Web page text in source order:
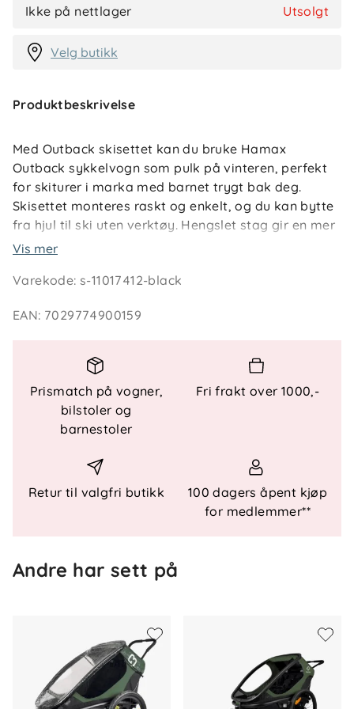
Ikke på nettlager Utsolgt
Velg butikk
Produktbeskrivelse
Med Outback skisettet kan du bruke Hamax
Outback sykkelvogn som pulk på vinteren, perfekt
for skiturer i marka med barnet trygt bak deg.
Skisettet monteres raskt og enkelt, og du kan bytte
fra hjul til ski uten verktøy. Hengslet stag gir en mer
naturlig bevegelse og reduserer belastning på
for best mulig komfort. Den stabile konstruksjonen
stopper.
Nøkkelfunksjoner
Rask montering uten verktøy
Hengslet stag gir bedre komfort
Ergonomisk sele tilpasset skistil
Passer Hamax Outback sykkelvogn
Spesifikasjoner
Ski: Madshus-ski for stabilitet og gli
Bruk: Gjør sykkelvogn om til pulk
Vis mer
Varekode:s-11017412-black
EAN: 7029774900159
Prismatch på vogner,
bilstoler og
barnestoler
Fri frakt over 1000,-
Retur til valgfri butikk
100 dagers åpent kjøp
for medlemmer**
Andre har sett på